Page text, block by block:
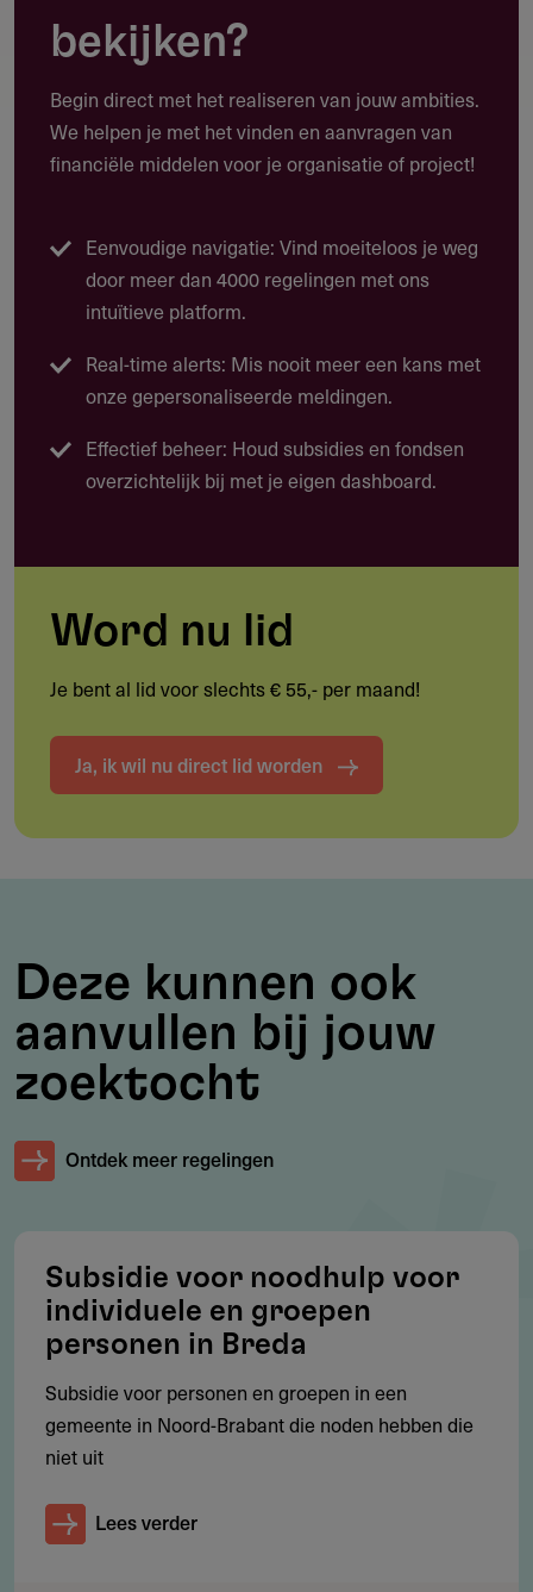
worden voorzien.
Doelgroep
Hulpverlenende instanties of vergelijkbaar.
Werkgebied
Voorwaarden
Restricties
In onderstaande situatie zal geen subsidie worden
verstrekt:
Geld wordt nooit rechtstreeks overgemaakt naar een
Een bijdrage is nooit structureel en maximaal € 300,= in
een periode van 5 jaar.
Online, via de website van de verstrekker (zie links)
hoe de gezinssituatie is (inclusief mede-kostwinnaars)
wat in hoofdzaak de problemen zijn en hoe lang dit al
wat er wordt gedaan om hier uit te komen. (welke inzet
van instanties)
of er bij de gemeente (afdeling Bijzondere Regelingen)
bekijken?
Begin direct met het realiseren van jouw ambities.
We helpen je met het vinden en aanvragen van
financiële middelen voor je organisatie of project!
Eenvoudige navigatie: Vind moeiteloos je weg
door meer dan 4000 regelingen met ons
intuïtieve platform.
Real-time alerts: Mis nooit meer een kans met
onze gepersonaliseerde meldingen.
Effectief beheer: Houd subsidies en fondsen
overzichtelijk bij met je eigen dashboard.
Word nu lid
Je bent al lid voor slechts € 55,- per maand!
Ja, ik wil nu direct lid worden
Deze kunnen ook
aanvullen bij jouw
zoektocht
Ontdek meer regelingen
Subsidie voor noodhulp voor
individuele en groepen
personen in Breda
Subsidie voor personen en groepen in een
gemeente in Noord-Brabant die noden hebben die
niet uit
Lees verder